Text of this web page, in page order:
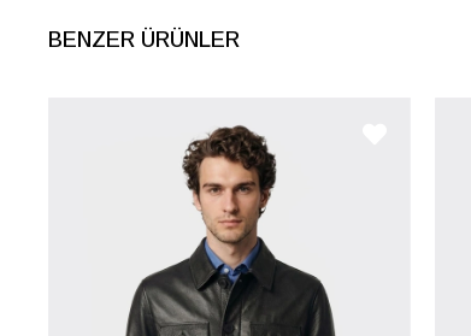
BENZER ÜRÜNLER